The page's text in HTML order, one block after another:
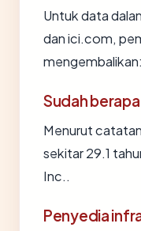
Untuk data
dan ici.com,
Sudah
Menurut
sekitar 29.1
Inc..
Penyedia